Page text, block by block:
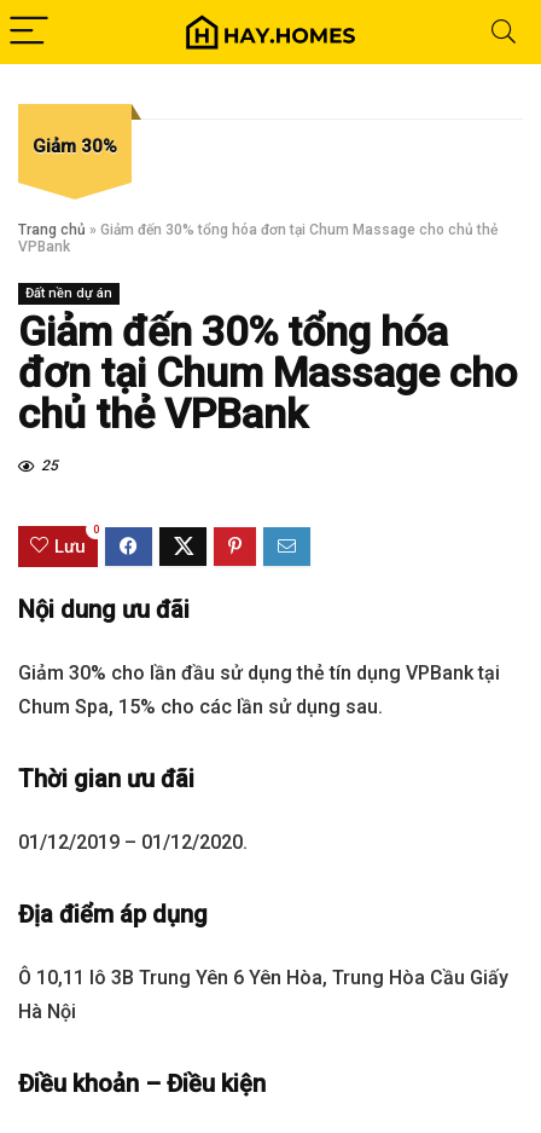
Giảm 30%
Trang chủ » Giảm đến 30% tổng hóa đơn tại Chum Massage cho chủ thẻ
VPBank
Đất nền dự án
Giảm đến 30% tổng hóa
đơn tại Chum Massage cho
chủ thẻ VPBank
25
Lưu
0
Nội dung ưu đãi
Giảm 30% cho lần đầu sử dụng thẻ tín dụng VPBank tại
Chum Spa, 15% cho các lần sử dụng sau.
Thời gian ưu đãi
01/12/2019 – 01/12/2020.
Địa điểm áp dụng
Ô 10,11 lô 3B Trung Yên 6 Yên Hòa, Trung Hòa Cầu Giấy
Hà Nội
Điều khoản – Điều kiện